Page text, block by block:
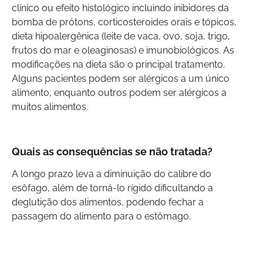
clínico ou efeito histológico incluindo inibidores da
bomba de prótons, corticosteroides orais e tópicos,
dieta hipoalergênica (leite de vaca, ovo, soja, trigo,
frutos do mar e oleaginosas) e imunobiológicos. As
modificações na dieta são o principal tratamento.
Alguns pacientes podem ser alérgicos a um único
alimento, enquanto outros podem ser alérgicos a
muitos alimentos.
Quais as consequências se não tratada?
A longo prazo leva a diminuição do calibre do
esôfago, além de torná-lo rígido dificultando a
deglutição dos alimentos, podendo fechar a
passagem do alimento para o estômago.